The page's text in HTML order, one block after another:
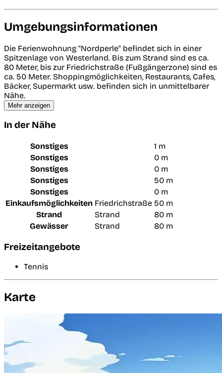
Umgebungsinformationen
Die Ferienwohnung "Nordperle" befindet sich in einer
Spitzenlage von Westerland. Bis zum Strand sind es ca.
80 Meter, bis zur Friedrichstraße (Fußgängerzone) sind es
ca. 50 Meter. Shoppingmöglichkeiten, Restaurants, Cafes,
Bäcker, Supermarkt usw. befinden sich in unmittelbarer
Nähe.
Mehr anzeigen
In der Nähe
Sonstiges
1 m
Sonstiges
0 m
Sonstiges
0 m
Sonstiges
50 m
Sonstiges
0 m
Einkaufsmöglichkeiten Friedrichstraße 50 m
Strand
Strand
80 m
Gewässer
Strand 80 m
Freizeitangebote
Tennis
Karte